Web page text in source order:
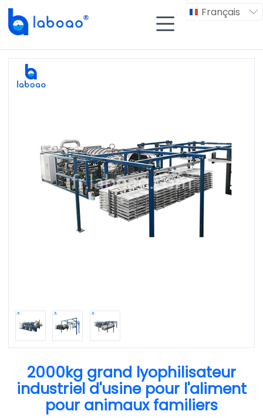
Français 

2000kg grand lyophilisateur
industriel d'usine pour l'aliment
pour animaux familiers